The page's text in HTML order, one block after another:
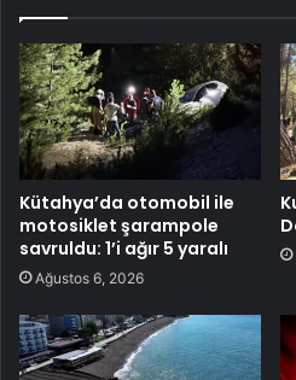
Kütahya’da otomobil ile
motosiklet şarampole
savruldu: 1’i ağır 5 yaralı
Ağustos 6, 2026